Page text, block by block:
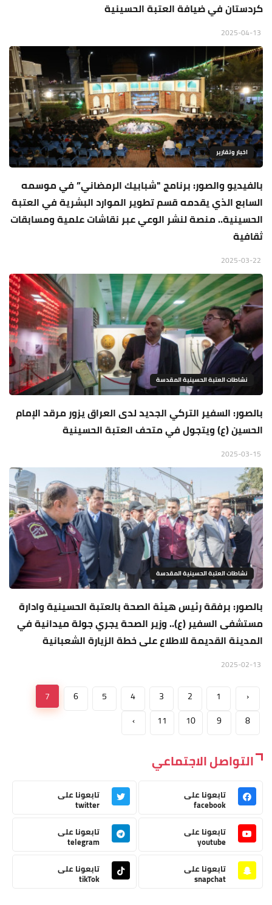
كردستان في ضيافة العتبة الحسينية
اخبار وتقارير
بالفيديو والصور: برنامج "شبابيك الرمضاني” في موسمه
السابع الذي يقدمه قسم تطوير الموارد البشرية في العتبة
الحسينية.. منصة لنشر الوعي عبر نقاشات علمية ومسابقات
ثقافية
نشاطات العتبة الحسينية المقدسة
بالصور: السفير التركي الجديد لدى العراق يزور مرقد الإمام
الحسين (ع) ويتجول في متحف العتبة الحسينية
نشاطات العتبة الحسينية المقدسة
بالصور: برفقة رئيس هيئة الصحة بالعتبة الحسينية وادارة
مستشفى السفير (ع).. وزير الصحة يجري جولة ميدانية في
المدينة القديمة للاطلاع على خطة الزيارة الشعبانية
‹
1
2
3
4
5
6
7
8
9
10
11
›
التواصل الاجتماعي
تابعونا على
facebook
تابعونا على
twitter
تابعونا على
youtube
تابعونا على
telegram
تابعونا على
snapchat
تابعونا على
tikTok